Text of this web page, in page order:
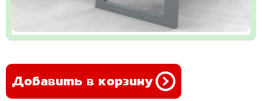
Добавить в корзину